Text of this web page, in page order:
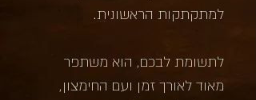
למתקתקות הראשונית.
לתשומת לבכם, הוא משתפר
מאוד לאורך זמן ועם החימצון,